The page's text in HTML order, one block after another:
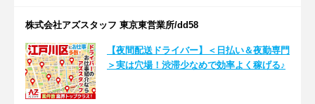
株式会社アズスタッフ 東京東営業所/dd58
【夜間配送ドライバー】＜日払い＆夜勤専門
＞実は穴場！渋滞少なめで効率よく稼げる♪